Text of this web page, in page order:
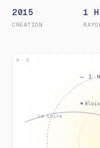
2015
CRÉATION
1 H
La Loire
Blois
— 1 H
N · O